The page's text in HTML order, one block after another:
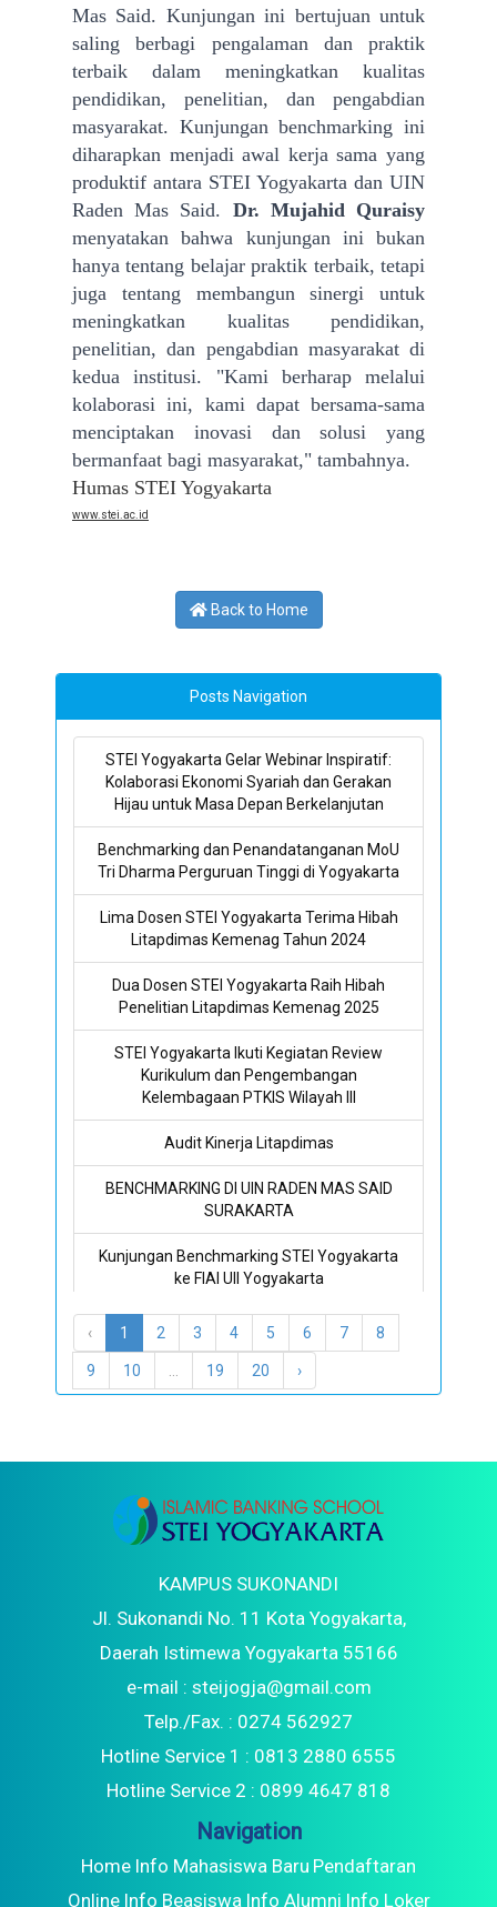
Mas Said. Kunjungan ini bertujuan untuk
saling berbagi pengalaman dan praktik
terbaik dalam meningkatkan kualitas
pendidikan, penelitian, dan pengabdian
masyarakat. Kunjungan benchmarking ini
diharapkan menjadi awal kerja sama yang
produktif antara STEI Yogyakarta dan UIN
Raden Mas Said. Dr. Mujahid Quraisy
menyatakan bahwa kunjungan ini bukan
hanya tentang belajar praktik terbaik, tetapi
juga tentang membangun sinergi untuk
meningkatkan kualitas pendidikan,
penelitian, dan pengabdian masyarakat di
kedua institusi. "Kami berharap melalui
kolaborasi ini, kami dapat bersama-sama
menciptakan inovasi dan solusi yang
bermanfaat bagi masyarakat," tambahnya.
Humas STEI Yogyakarta
www.stei.ac.id
Back to Home
Posts Navigation
STEI Yogyakarta Gelar Webinar Inspiratif:
Kolaborasi Ekonomi Syariah dan Gerakan
Hijau untuk Masa Depan Berkelanjutan
Benchmarking dan Penandatanganan MoU
Tri Dharma Perguruan Tinggi di Yogyakarta
Lima Dosen STEI Yogyakarta Terima Hibah
Litapdimas Kemenag Tahun 2024
Dua Dosen STEI Yogyakarta Raih Hibah
Penelitian Litapdimas Kemenag 2025
STEI Yogyakarta Ikuti Kegiatan Review
Kurikulum dan Pengembangan
Kelembagaan PTKIS Wilayah III
Audit Kinerja Litapdimas
BENCHMARKING DI UIN RADEN MAS SAID
SURAKARTA
Kunjungan Benchmarking STEI Yogyakarta
ke FIAI UII Yogyakarta
STEI Yogyakarta Bekali Mahasiswa Menjadi
Kuliah Motivasi dan Kerjasama Bisnis HPAIC
‹ 1 2 3 4 5 6 7 8
9 10 19 20 ›
KAMPUS SUKONANDI
Jl. Sukonandi No. 11 Kota Yogyakarta,
Daerah Istimewa Yogyakarta 55166
e-mail : steijogja@gmail.com
Telp./Fax. : 0274 562927
Hotline Service 1 : 0813 2880 6555
Hotline Service 2 : 0899 4647 818
Navigation
Home Info Mahasiswa Baru Pendaftaran
Online Info Beasiswa Info Alumni Info Loker